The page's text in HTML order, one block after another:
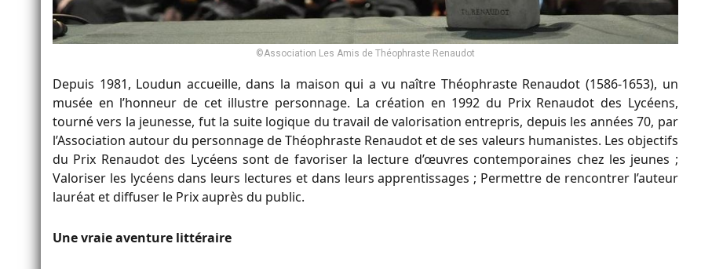
©Association Les Amis de Théophraste Renaudot
Depuis 1981, Loudun accueille, dans la maison qui a vu naître Théophraste Renaudot (1586-1653), un
musée en l’honneur de cet illustre personnage. La création en 1992 du Prix Renaudot des Lycéens,
tourné vers la jeunesse, fut la suite logique du travail de valorisation entrepris, depuis les années 70, par
l’Association autour du personnage de Théophraste Renaudot et de ses valeurs humanistes. Les objectifs
du Prix Renaudot des Lycéens sont de favoriser la lecture d’œuvres contemporaines chez les jeunes ;
Valoriser les lycéens dans leurs lectures et dans leurs apprentissages ; Permettre de rencontrer l’auteur
lauréat et diffuser le Prix auprès du public.
Une vraie aventure littéraire